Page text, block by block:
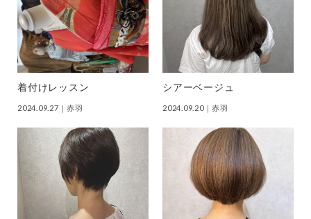
着付けレッスン
2024.09.27 ｜赤羽
シアーベージュ
2024.09.20｜赤羽